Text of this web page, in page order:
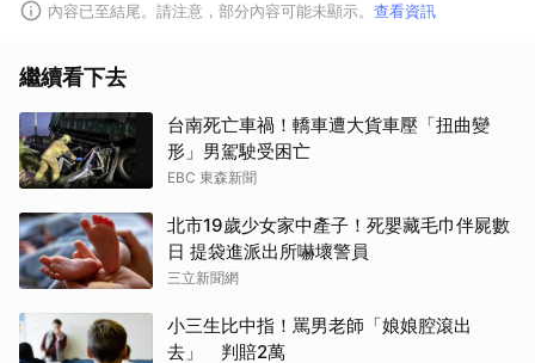
內容已至結尾。請注意，部分內容可能未顯示。 查看資訊
繼續看下去
台南死亡車禍！轎車遭大貨車壓「扭曲變
形」男駕駛受困亡
EBC 東森新聞
北市19歲少女家中產子！死嬰藏毛巾伴屍數
日 提袋進派出所嚇壞警員
三立新聞網
小三生比中指！罵男老師「娘娘腔滾出
去」 判賠2萬